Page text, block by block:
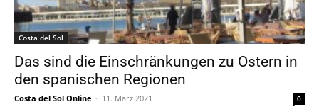
Costa del Sol
Das sind die Einschränkungen zu Ostern in
den spanischen Regionen
Costa del Sol Online - 11. März 2021 0